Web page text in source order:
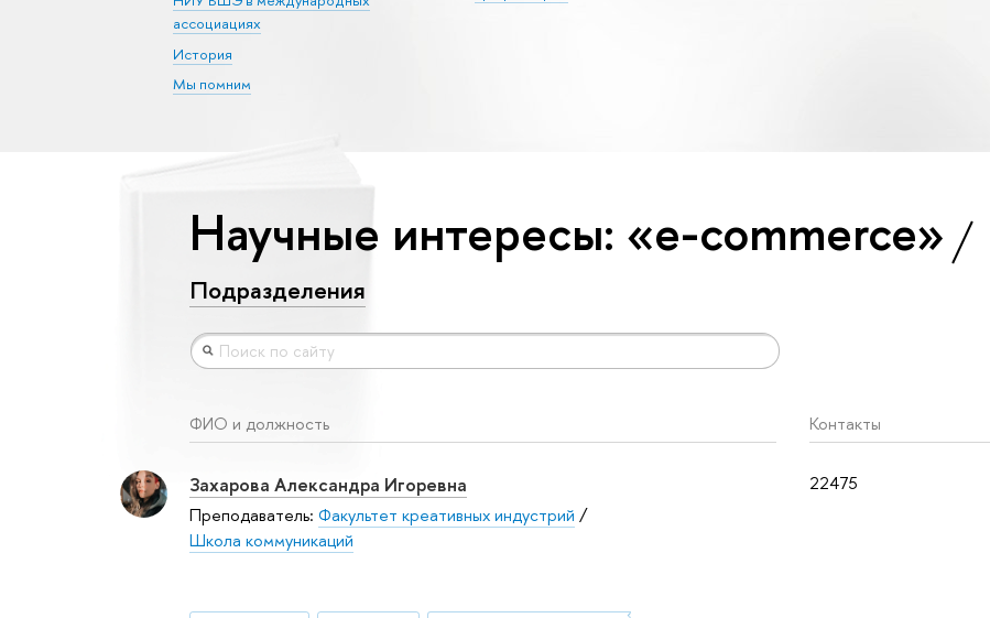
ассоциациях
История
Мы помним
Научные интересы: «e-commerce»
Подразделения
ФИО и должность Контакты
22475
Захарова Александра Игоревна
Преподаватель: Факультет креативных индустрий /
Школа коммуникаций